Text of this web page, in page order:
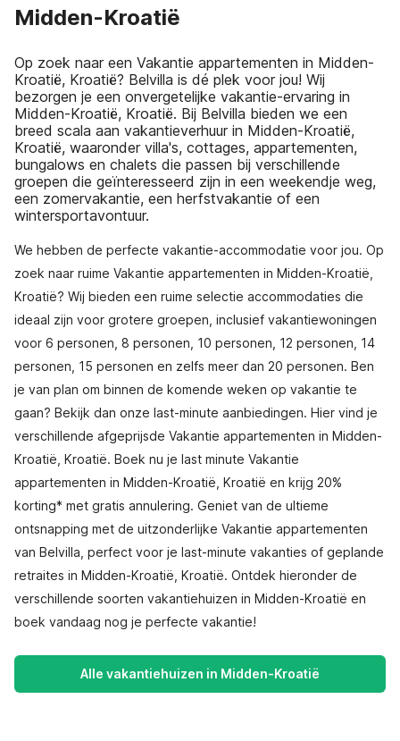
Midden-Kroatië
Op zoek naar een Vakantie appartementen in Midden-
Kroatië, Kroatië? Belvilla is dé plek voor jou! Wij
bezorgen je een onvergetelijke vakantie-ervaring in
Midden-Kroatië, Kroatië. Bij Belvilla bieden we een
breed scala aan vakantieverhuur in Midden-Kroatië,
Kroatië, waaronder villa's, cottages, appartementen,
bungalows en chalets die passen bij verschillende
groepen die geïnteresseerd zijn in een weekendje weg,
een zomervakantie, een herfstvakantie of een
wintersportavontuur.
We hebben de perfecte vakantie-accommodatie voor jou. Op
zoek naar ruime Vakantie appartementen in Midden-Kroatië,
Kroatië? Wij bieden een ruime selectie accommodaties die
ideaal zijn voor grotere groepen, inclusief vakantiewoningen
voor 6 personen, 8 personen, 10 personen, 12 personen, 14
personen, 15 personen en zelfs meer dan 20 personen. Ben
je van plan om binnen de komende weken op vakantie te
gaan? Bekijk dan onze last-minute aanbiedingen. Hier vind je
verschillende afgeprijsde Vakantie appartementen in Midden-
Kroatië, Kroatië. Boek nu je last minute Vakantie
appartementen in Midden-Kroatië, Kroatië en krijg 20%
korting* met gratis annulering. Geniet van de ultieme
ontsnapping met de uitzonderlijke Vakantie appartementen
van Belvilla, perfect voor je last-minute vakanties of geplande
retraites in Midden-Kroatië, Kroatië. Ontdek hieronder de
verschillende soorten vakantiehuizen in Midden-Kroatië en
boek vandaag nog je perfecte vakantie!
Alle vakantiehuizen in Midden-Kroatië